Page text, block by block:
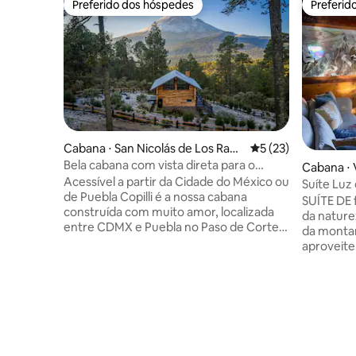
Preferido dos hóspedes
Preferido dos hóspedes
Cabana ⋅ San Nicolás de Los Ranc
hos
5 de uma
5 (23)
Bela cabana com vista direta para o
vulcão
Acessível a partir da Cidade do México ou
de Puebla Copilli é a nossa cabana
construída com muito amor, localizada
entre CDMX e Puebla no Paso de Cortes.
Cabana ⋅
Suíte Luz
SUÍTE
da
da